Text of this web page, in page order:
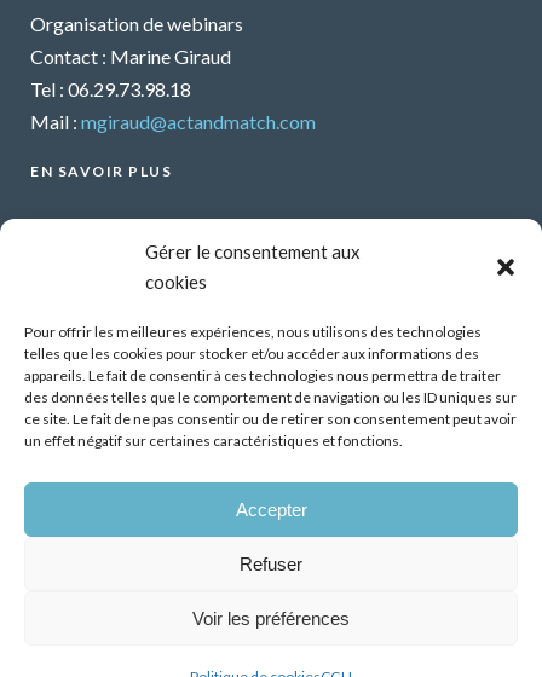
Gérer le consentement aux
cookies
Pour offrir les meilleures expériences, nous utilisons des technologies
telles que les cookies pour stocker et/ou accéder aux informations des
appareils. Le fait de consentir à ces technologies nous permettra de traiter
des données telles que le comportement de navigation ou les ID uniques sur
ce site. Le fait de ne pas consentir ou de retirer son consentement peut avoir
un effet négatif sur certaines caractéristiques et fonctions.
Accepter
Refuser
Voir les préférences
Organisation de webinars
Contact : Marine Giraud
Tel : 06.29.73.98.18
Mail : mgiraud@actandmatch.com
EN SAVOIR PLUS
Organiser un webinar
Mentions légales
CGU
Santé mentale et travail : Comment parler de ses
difficultés psychiques ?
Démonstrateur d’éclairage intelligent dans les
07 Juil 2026